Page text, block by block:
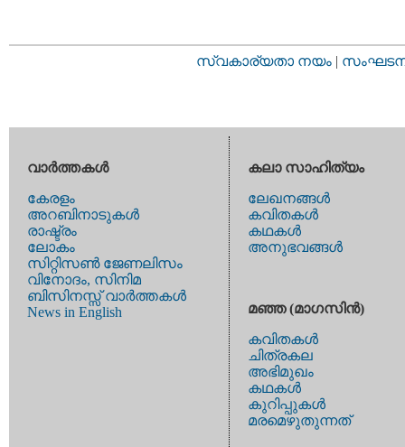
സ്വകാര്യതാ നയം |
വാര്‍ത്തകള്‍
കേരളം
അറബിനാടുകള്‍
രാഷ്ട്രം
ലോകം
സിറ്റിസണ്‍ ജേണലിസം
വിനോദം, സിനിമ
ബിസിനസ്സ് വാര്‍ത്തകള്‍
News in English
കലാ സാഹിത്യം
ലേഖനങ്ങള്‍
കവിതകള്‍
കഥകള്‍
അനുഭവങ്ങള്‍
മഞ്ഞ (മാഗസിന്‍)
കവിതകള്‍
ചിത്രകല
അഭിമുഖം
കഥകള്‍
കുറിപ്പുകള്‍
മരമെഴുതുന്നത്